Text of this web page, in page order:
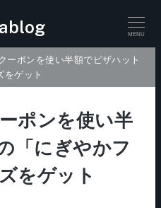
MENU
ーポンを使い半額でピザハット
をゲット
ポンを使い半
「にぎやかフ
をゲット